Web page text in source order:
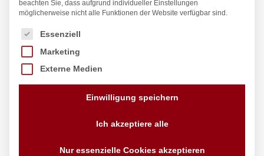
beachten Sie, dass aufgrund individueller Einstellungen
möglicherweise nicht alle Funktionen der Website verfügbar sind.
Es folgt eine Liste der Service-Gruppen, für die eine
Essenziell
Marketing
Externe Medien
Einwilligung speichern
Ich akzeptiere alle
Nur essenzielle Cookies akzeptieren